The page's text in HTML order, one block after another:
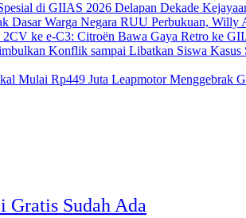
Delapan Dekade
RUU Perbukuan, Willy
ke e-C3: Citroën Bawa Gaya Retro ke
Kasus
Leapmotor Menggebrak
Sudah Ada